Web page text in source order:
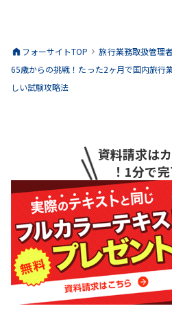
フォーサイトTOP 旅行業務取扱管理
65歳からの挑戦！たった2ヶ月で国内旅行
しい試験攻略法
資料請求は
！1分で完